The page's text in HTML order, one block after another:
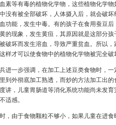
素等有毒的植物化学物，这些植物化学物
没有被全部破坏，人体摄入后，就会破坏
功能，发生中毒。有的孩子在食用蚕豆后
的现象，发生黄疸，其原因就是这部分孩
破坏而发生溶血，导致严重贫血。所以
样才可以使食物中的植物化学物被完全
一步强调，在加工上述豆类食物时，一
到外彻底加工熟透，而炒的方法加工出
讲，儿童胃肠道等消化系统功能尚未发
适感。
由于食物颗粒不够小，如果儿童在进食